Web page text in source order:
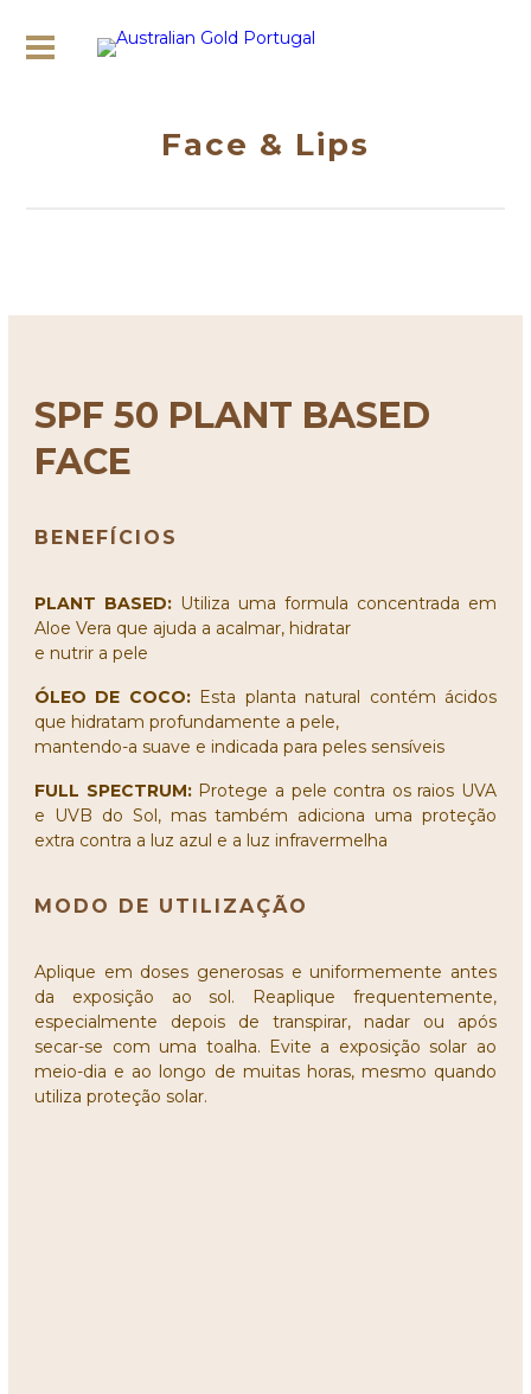
Face & Lips
SPF 50 PLANT BASED
FACE
BENEFÍCIOS
PLANT BASED: Utiliza uma formula concentrada em
Aloe Vera que ajuda a acalmar, hidratar
e nutrir a pele
ÓLEO DE COCO: Esta planta natural contém ácidos
que hidratam profundamente a pele,
mantendo-a suave e indicada para peles sensíveis
FULL SPECTRUM: Protege a pele contra os raios UVA
e UVB do Sol, mas também adiciona uma proteção
extra contra a luz azul e a luz infravermelha
MODO DE UTILIZAÇÃO
Aplique em doses generosas e uniformemente antes
da exposição ao sol. Reaplique frequentemente,
especialmente depois de transpirar, nadar ou após
secar-se com uma toalha. Evite a exposição solar ao
meio-dia e ao longo de muitas horas, mesmo quando
utiliza proteção solar.